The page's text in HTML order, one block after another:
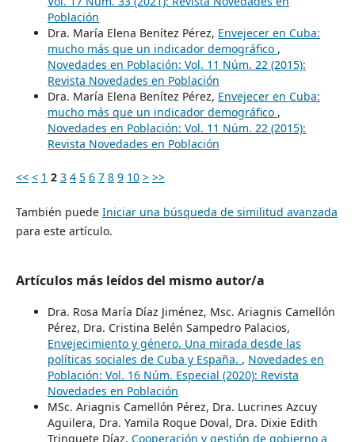
Población
Dra. María Elena Benítez Pérez, Envejecer en Cuba:
mucho más que un indicador demográfico ,
Novedades en Población: Vol. 11 Núm. 22 (2015):
Revista Novedades en Población
Dra. María Elena Benítez Pérez, Envejecer en Cuba:
mucho más que un indicador demográfico ,
Novedades en Población: Vol. 11 Núm. 22 (2015):
Revista Novedades en Población
<< < 1 2 3 4 5 6 7 8 9 10 > >>
También puede Iniciar una búsqueda de similitud avanzada
para este artículo.
Artículos más leídos del mismo autor/a
Dra. Rosa María Díaz Jiménez, Msc. Ariagnis Camellón
Pérez, Dra. Cristina Belén Sampedro Palacios,
Envejecimiento y género. Una mirada desde las
políticas sociales de Cuba y España. , Novedades en
Población: Vol. 16 Núm. Especial (2020): Revista
Novedades en Población
MSc. Ariagnis Camellón Pérez, Dra. Lucrines Azcuy
Aguilera, Dra. Yamila Roque Doval, Dra. Dixie Edith
Trinquete Díaz, Cooperación y gestión de gobierno a